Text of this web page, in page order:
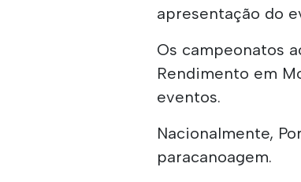
apresentação do
Os campeonatos
Rendimento em
eventos.
Nacionalmente,
paracanoagem.